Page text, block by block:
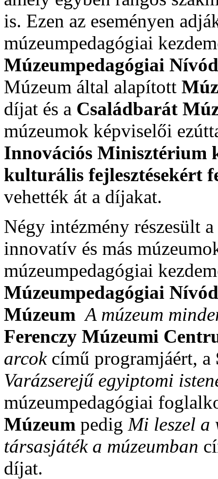
is. Ezen az eseményen
múzeumpedagógiai
Múzeumpedagógiai
Múzeum által alapított
díjat és a Családbarát
múzeumok képviselői
Innovációs Minisztérium
kulturális fejlesztésekért
vehették át a díjakat.
Négy intézmény részesült
innovatív és más
múzeumpedagógiai
Múzeumpedagógiai
Múzeum A múzeum
Ferenczy Múzeumi
arcokcímű programjáért, a
Varázserejű egyiptomi
múzeumpedagógiai
Múzeum pedig Mi leszel a
társasjáték a múzeumban
díjat.